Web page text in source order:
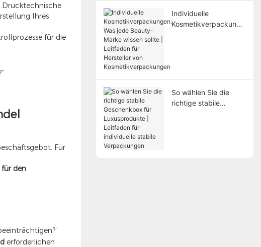
Drucktechnische
Ihres
für die
Für
für den
erforderlichen
Individuelle
Kosmetikverpackunge
So wählen Sie die
richtige stabile